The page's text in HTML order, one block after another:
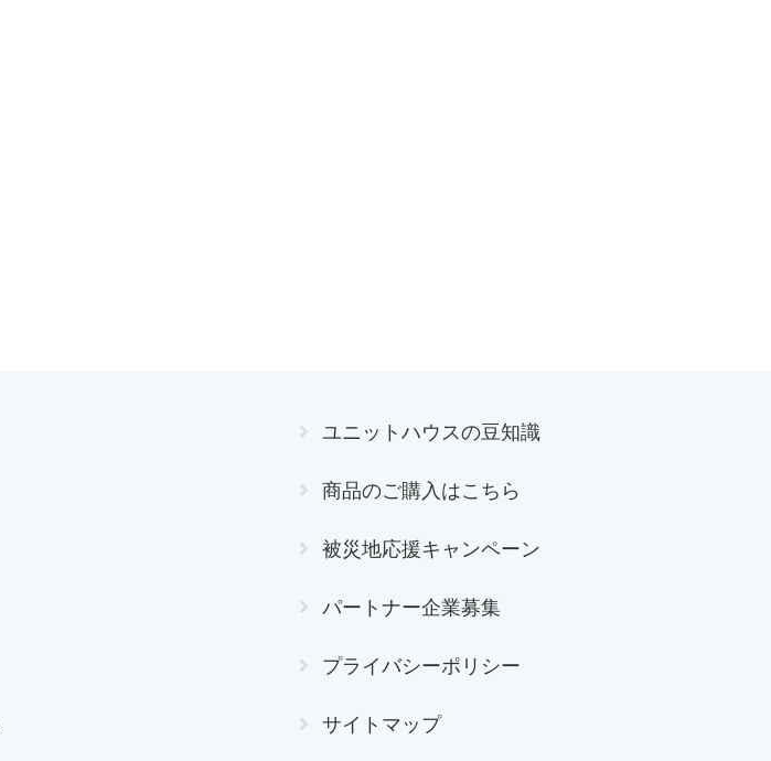
ユニットハウスの豆知識
商品のご購入はこちら
被災地応援キャンペーン
パートナー企業募集
プライバシーポリシー
サイトマップ